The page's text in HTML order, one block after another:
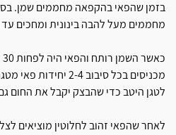
מחממים מעל להבה בינונית ומחכים עד להגעה
כאשר השמן רותח והפאי היה לפחות 30 דקות בהקפאה מתחילים לטגן.
מכניסים בכל סיבוב 2-
לטגן היטב כדי שהבצק יקבל את החום
לאחר שהפאי זהוב לחלוטין מוציאים